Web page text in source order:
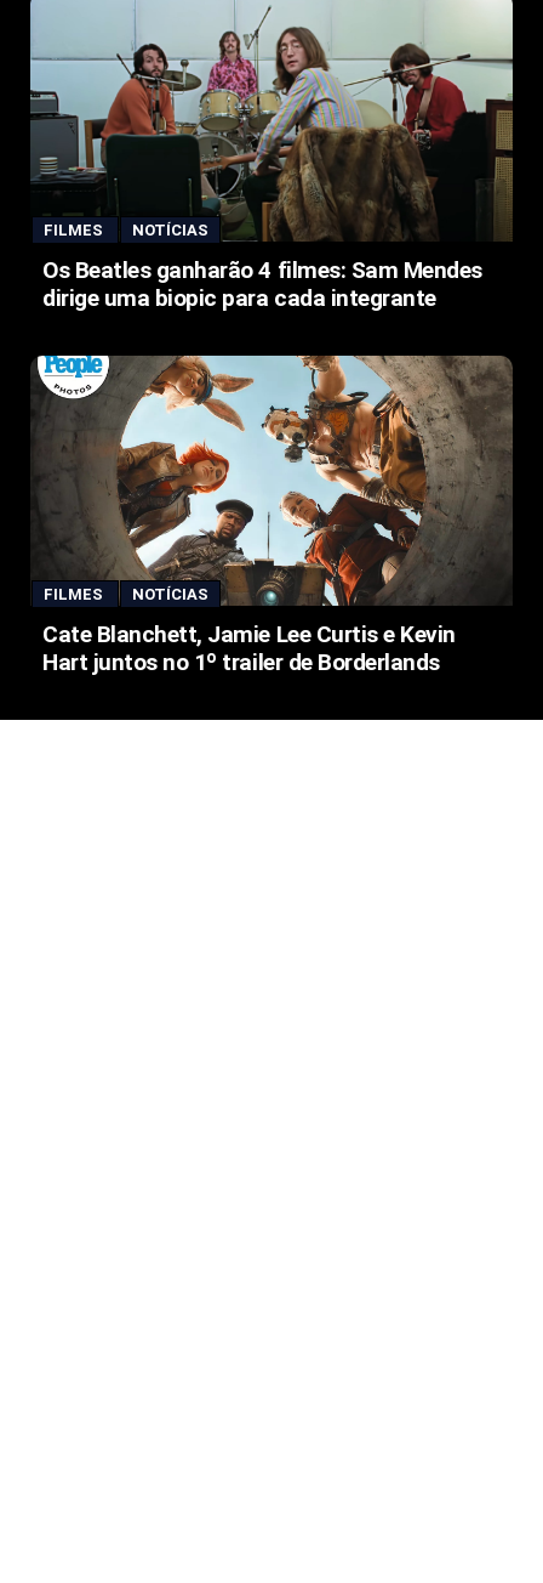
FILMES NOTÍCIAS
Os Beatles ganharão 4 filmes: Sam Mendes
dirige uma biopic para cada integrante
FILMES NOTÍCIAS
Cate Blanchett, Jamie Lee Curtis e Kevin
Hart juntos no 1º trailer de Borderlands